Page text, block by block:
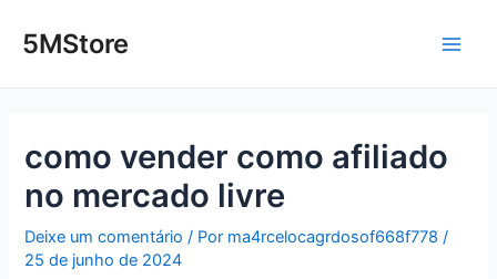
para5MStore
como vender como afiliado
no mercado livre
Deixe um comentário / Por ma4rcelocagrdosof668f778/
25 de junho de 2024
navigation